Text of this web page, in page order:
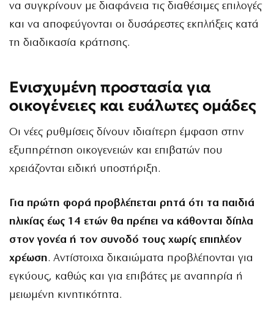
να συγκρίνουν με διαφάνεια τις διαθέσιμες επιλογές
και να αποφεύγονται οι δυσάρεστες εκπλήξεις κατά
τη διαδικασία κράτησης.
Ενισχυμένη προστασία για
οικογένειες και ευάλωτες ομάδες
Οι νέες ρυθμίσεις δίνουν ιδιαίτερη έμφαση στην
εξυπηρέτηση οικογενειών και επιβατών που
χρειάζονται ειδική υποστήριξη.
Για πρώτη φορά προβλέπεται ρητά ότι τα παιδιά
ηλικίας έως 14 ετών θα πρέπει να κάθονται δίπλα
στον γονέα ή τον συνοδό τους χωρίς επιπλέον
χρέωση. Αντίστοιχα δικαιώματα προβλέπονται για
εγκύους, καθώς και για επιβάτες με αναπηρία ή
μειωμένη κινητικότητα.